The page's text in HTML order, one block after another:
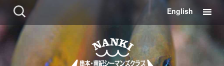
検
索:
コ
ン
ツ
に
English